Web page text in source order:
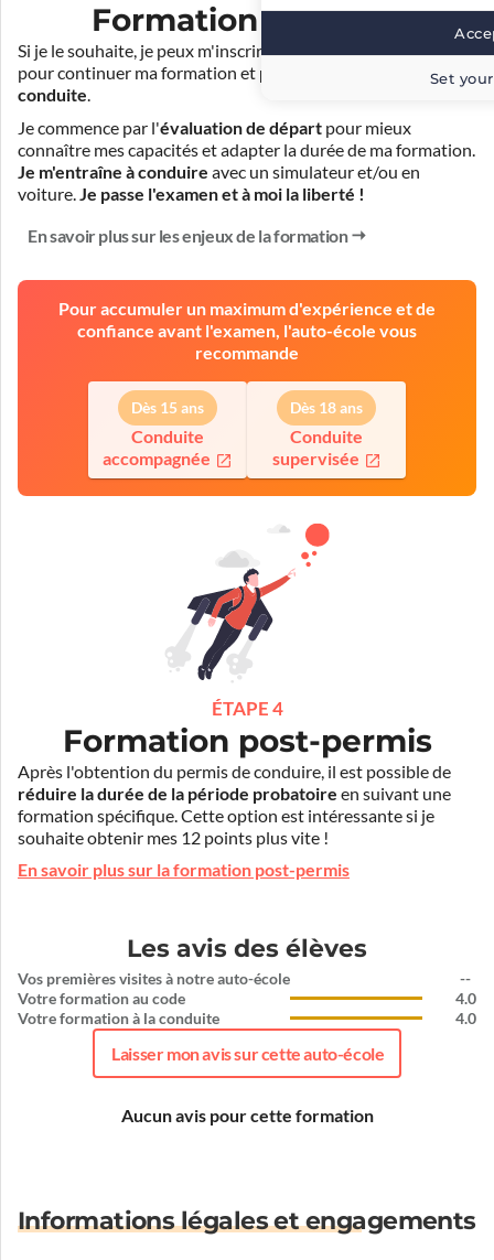
Formation pratique
Si je le souhaite, je peux m'inscrire auprès de mon auto-école
pour continuer ma formation et prendre des cours de
conduite.
Je commence par l'évaluation de départ pour mieux
connaître mes capacités et adapter la durée de ma formation.
Je m'entraîne à conduire avec un simulateur et/ou en
voiture.Je passe l'examen et à moi la liberté !
En savoir plus sur les enjeux de la formation
Pour accumuler un maximum d'expérience et de
confiance avant l'examen, l'auto-école vous
recommande
Dès 15 ans
Conduite
accompagnée
Dès 18 ans
Conduite
supervisée
ÉTAPE 4
Formation post-permis
Après l'obtention du permis de conduire, il est possible de
réduire la durée de la période probatoire en suivant une
formation spécifique. Cette option est intéressante si je
souhaite obtenir mes 12 points plus vite !
En savoir plus sur la formation post-permis
Les avis des élèves
Vos premières visites à notre auto-école
Votre formation au code
Votre formation à la conduite
--
4.0
4.0
Laisser mon avis sur cette auto-école
Aucun avis pour cette formation
Informations légales et engagements
Set